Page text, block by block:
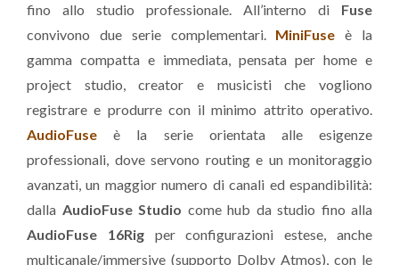
fino allo studio professionale. All’interno di Fuse
convivono due serie complementari. MiniFuseè la
gamma compatta e immediata, pensata per home e
project studio, creator e musicisti che vogliono
registrare e produrre con il minimo attrito operativo.
AudioFuseè la serie orientata alle esigenze
professionali, dove servono routing e un monitoraggio
avanzati, un maggior numero di canali ed espandibilità:
dalla AudioFuse Studio come hub da studio fino alla
AudioFuse 16Rig per configurazioni estese, anche
multicanale/immersive (supporto Dolby Atmos), con le